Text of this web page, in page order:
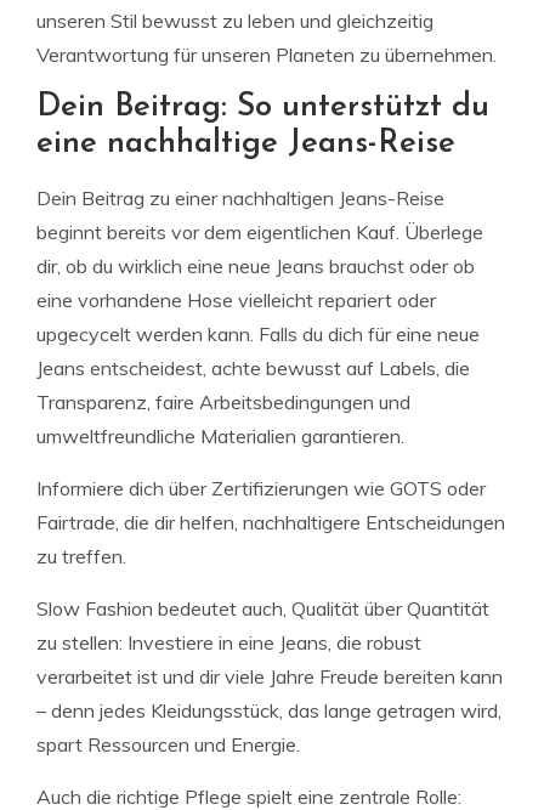
unseren Stil bewusst zu leben und gleichzeitig
Verantwortung für unseren Planeten zu übernehmen.
Dein Beitrag: So unterstützt du
eine nachhaltige Jeans-Reise
Dein Beitrag zu einer nachhaltigen Jeans-Reise
beginnt bereits vor dem eigentlichen Kauf. Überlege
dir, ob du wirklich eine neue Jeans brauchst oder ob
eine vorhandene Hose vielleicht repariert oder
upgecycelt werden kann. Falls du dich für eine neue
Jeans entscheidest, achte bewusst auf Labels, die
Transparenz, faire Arbeitsbedingungen und
umweltfreundliche Materialien garantieren.
Informiere dich über Zertifizierungen wie GOTS oder
Fairtrade, die dir helfen, nachhaltigere Entscheidungen
zu treffen.
Slow Fashion bedeutet auch, Qualität über Quantität
zu stellen: Investiere in eine Jeans, die robust
verarbeitet ist und dir viele Jahre Freude bereiten kann
– denn jedes Kleidungsstück, das lange getragen wird,
spart Ressourcen und Energie.
Auch die richtige Pflege spielt eine zentrale Rolle: